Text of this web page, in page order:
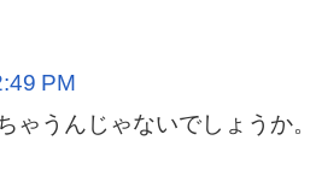
PM
ゃうんじゃないでしょうか。